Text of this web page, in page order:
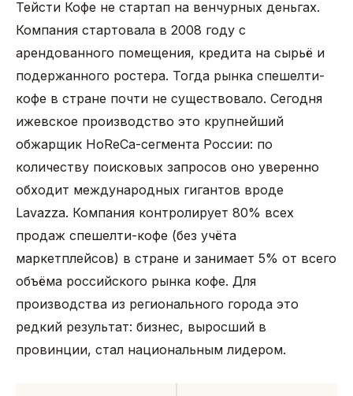
Тейсти Кофе не стартап на венчурных деньгах.
Компания стартовала в 2008 году с
арендованного помещения, кредита на сырьё и
подержанного ростера. Тогда рынка спешелти-
кофе в стране почти не существовало. Сегодня
ижевское производство это крупнейший
обжарщик HoReCa-сегмента России: по
количеству поисковых запросов оно уверенно
обходит международных гигантов вроде
Lavazza. Компания контролирует 80% всех
продаж спешелти-кофе (без учёта
маркетплейсов) в стране и занимает 5% от всего
объёма российского рынка кофе. Для
производства из регионального города это
редкий результат: бизнес, выросший в
провинции, стал национальным лидером.